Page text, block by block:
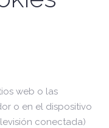
web o las
o en el dispositivo
conectada)